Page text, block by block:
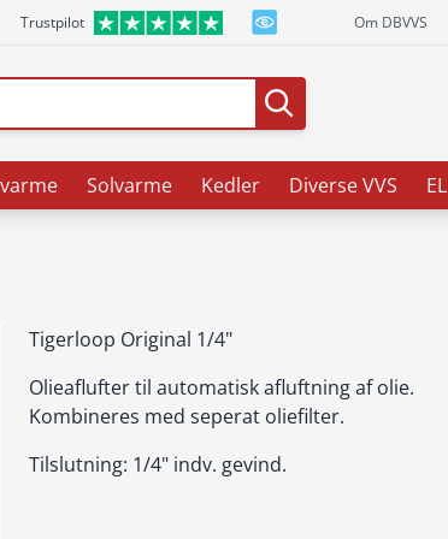
Trustpilot Om DBVVS
Solvarme Kedler Diverse VVS EL
Tigerloop Original 1/4"
Olieaflufter til automatisk afluftning af olie.
Kombineres med seperat oliefilter.
Tilslutning: 1/4" indv. gevind.